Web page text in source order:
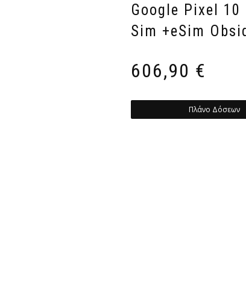
Google Pixel 10
Sim +eSim
606,90 €
Πλάνο Δόσεων